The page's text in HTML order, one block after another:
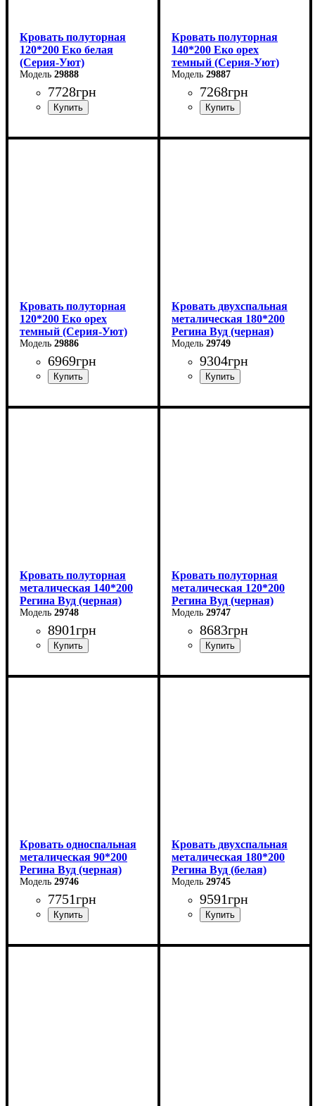
Кровать полуторная
120*200 Еко белая
(Серия-Уют)
29888
7728грн
Ширина: 124 см
Кровать полуторная
140*200 Еко орех
темный (Серия-Уют)
29887
7268грн
Ширина: 144 см
Кровать полуторная
120*200 Еко орех
темный (Серия-Уют)
29886
6969грн
Ширина: 124 см
Кровать двухспальная
металическая 180*200
Регина Вуд (черная)
29749
9304грн
Ширина: 180 см
Кровать полуторная
металическая 140*200
Регина Вуд (черная)
29748
8901грн
Ширина: 140 см
Кровать полуторная
металическая 120*200
Регина Вуд (черная)
29747
8683грн
Ширина: 120 см
Кровать односпальная
металическая 90*200
Регина Вуд (черная)
29746
7751грн
Ширина: 90 см
Кровать двухспальная
металическая 180*200
Регина Вуд (белая)
29745
9591грн
Ширина: 180 см